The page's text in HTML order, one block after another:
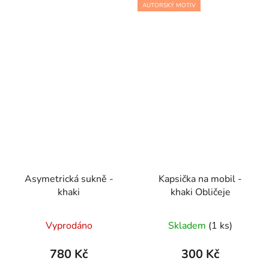
Asymetrická sukně -
khaki
Vyprodáno
780 Kč
AUTORSKÝ MOTIV
Kapsička na mobil -
khaki Obličeje
Skladem (1 ks)
300 Kč